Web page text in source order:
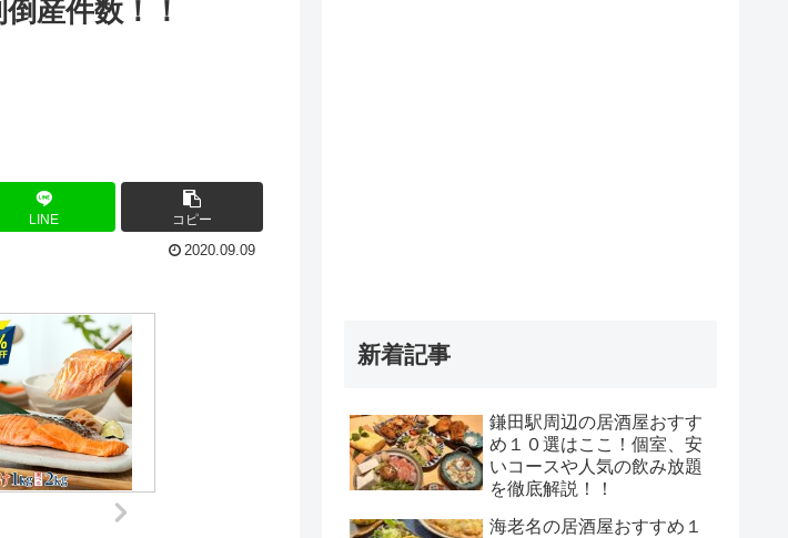
産件数！！
LINE コピー
2020.09.09
新着記事
鎌田駅周辺の居酒屋おすす
め１０選はここ！個室、安
いコースや人気の飲み放題
を徹底解説！！
海老名の居酒屋おすすめ１